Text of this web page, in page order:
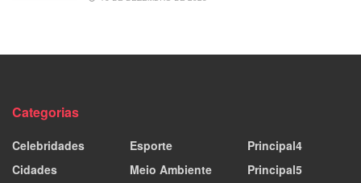
Categorias
Celebridades
Cidades
Esporte
Meio Ambiente
Principal4
Principal5